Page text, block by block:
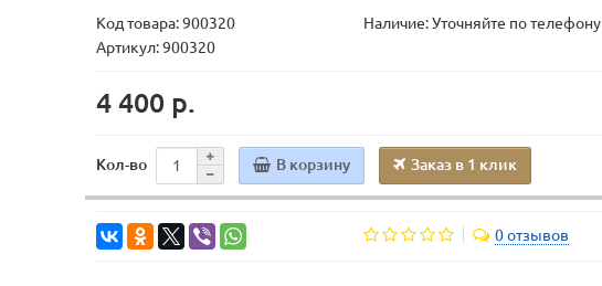
Код товара:900320
Наличие: Уточняйте по телефону
Артикул: 900320
4 400 р.
Кол-во В корзину Заказ в 1 клик
0 отзывов